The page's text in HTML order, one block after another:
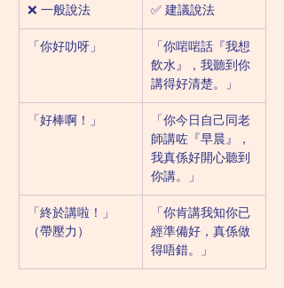
❌ 一般說法 ✅ 建議說法
「你好叻呀」
「你啱啱話『我想
飲水』，我聽到你
講得好清楚。」
「好棒啊！」
「你今日自己同老
師講咗『早晨』，
我真係好開心聽到
你講。」
「終於講啦！」
（帶壓力）
「你肯講我知你已
經準備好，真係做
得唔錯。」